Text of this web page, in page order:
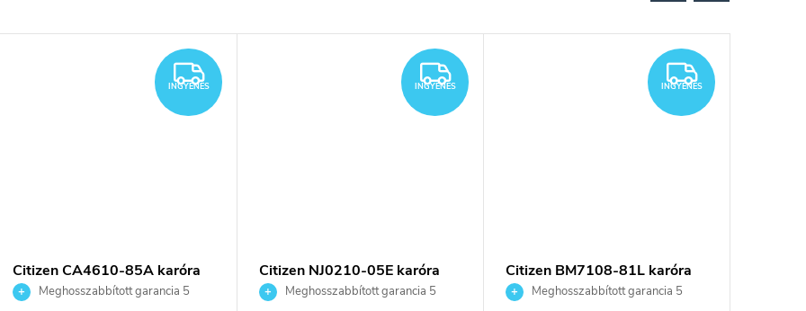
INGYENES
INGYENES
Citizen CA4610-85A karóra
Meghosszabbított garancia 5
INGYENES
INGYENES
Citizen NJ0210-05E karóra
Meghosszabbított garancia 5
INGYENES
INGYENES
Citizen BM7108-81L karóra
Meghosszabbított garancia 5